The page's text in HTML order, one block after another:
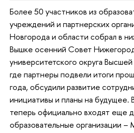
Более 50 участников из
учреждений и партнерских
Новгорода и области собрал в
Вышке осенний Совет
университетского округа
где партнеры подвели итоги
года, обсудили развитие
инициативы и планы на будущее.
теперь официально входят еще
образовательные организации